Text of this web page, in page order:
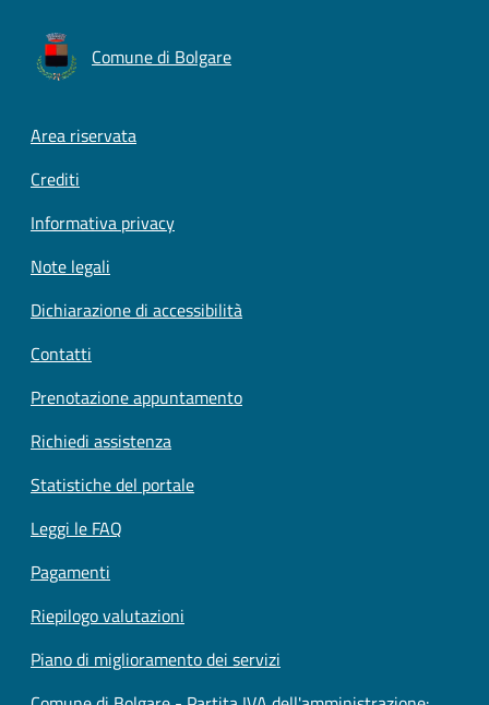
Comune di Bolgare
Footer menu
Area riservata
Crediti
Informativa privacy
Note legali
Dichiarazione di accessibilità
Contatti
Prenotazione appuntamento
Richiedi assistenza
Statistiche del portale
Leggi le FAQ
Pagamenti
Riepilogo valutazioni
Piano di miglioramento dei servizi